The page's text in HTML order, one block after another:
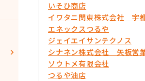
いそひ商店
イワタニ関東株式会社 宇
エネックスつるや
ジェイエイサンテクノス
シナネン株式会社 矢板営
ソウトメ有限会社
つるや油店